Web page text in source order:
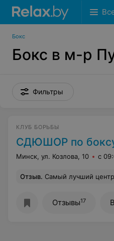
Бокс
Бокс в м-р
Фильтры
КЛУБ БОРЬБЫ
СДЮШОР по
Минск, ул. Козлова, 10 с
Отзыв. Самый лучший
Отзывы17